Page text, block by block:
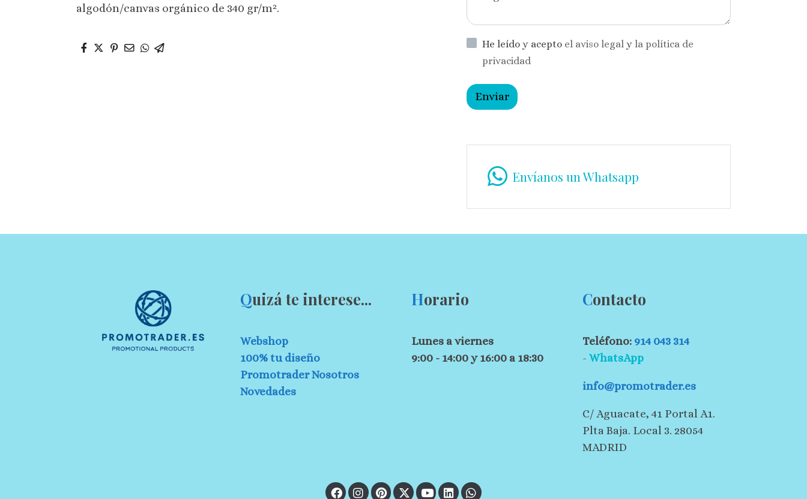
algodón/canvas orgánico de 340 gr/m².
He leído y acepto el aviso legal y la política de
privacidad
Enviar
Envíanos un Whatsapp
Quizá te interese...
Webshop
100% tu diseño
Promotrader Nosotros
Novedades
Horario
Lunes a viernes
9:00 - 14:00 y 16:00 a 18:30
Contacto
Teléfono: 914 043 314
- WhatsApp
info@promotrader.es
C/ Aguacate, 41 Portal A1.
Plta Baja. Local 3. 28054
MADRID